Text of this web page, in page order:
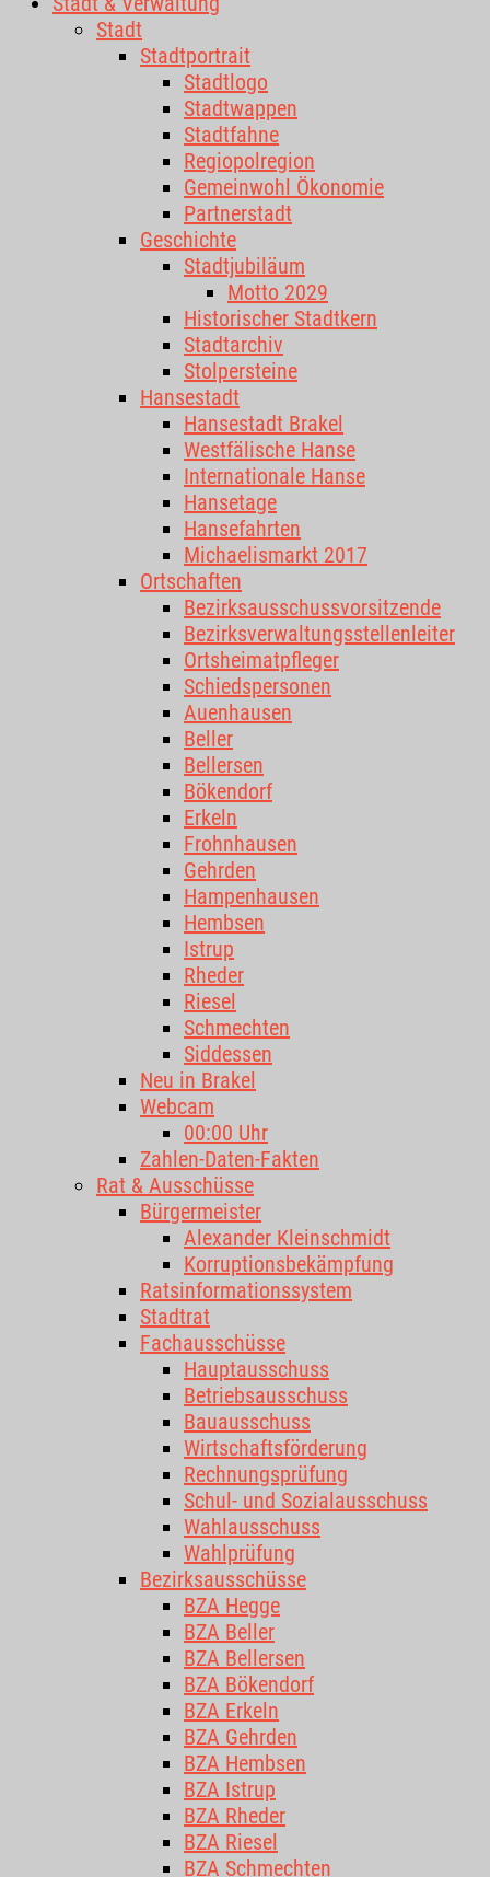
Stadt
Stadtportrait
Stadtlogo
Stadtwappen
Stadtfahne
Regiopolregion
Gemeinwohl Ökonomie
Partnerstadt
Geschichte
Stadtjubiläum
Motto 2029
Historischer Stadtkern
Stadtarchiv
Stolpersteine
Hansestadt
Hansestadt Brakel
Westfälische Hanse
Internationale Hanse
Hansetage
Hansefahrten
Michaelismarkt 2017
Ortschaften
Bezirksausschussvorsitzende
Bezirksverwaltungsstellenleiter
Ortsheimatpfleger
Schiedspersonen
Auenhausen
Beller
Bellersen
Bökendorf
Erkeln
Frohnhausen
Gehrden
Hampenhausen
Hembsen
Istrup
Rheder
Riesel
Schmechten
Siddessen
Neu in Brakel
Webcam
00:00 Uhr
Zahlen-Daten-Fakten
Rat & Ausschüsse
Bürgermeister
Alexander Kleinschmidt
Korruptionsbekämpfung
Ratsinformationssystem
Stadtrat
Fachausschüsse
Hauptausschuss
Betriebsausschuss
Bauausschuss
Wirtschaftsförderung
Rechnungsprüfung
Schul- und Sozialausschuss
Wahlausschuss
Wahlprüfung
Bezirksausschüsse
BZA Hegge
BZA Beller
BZA Bellersen
BZA Bökendorf
BZA Erkeln
BZA Gehrden
BZA Hembsen
BZA Istrup
BZA Rheder
BZA Riesel
BZA Schmechten